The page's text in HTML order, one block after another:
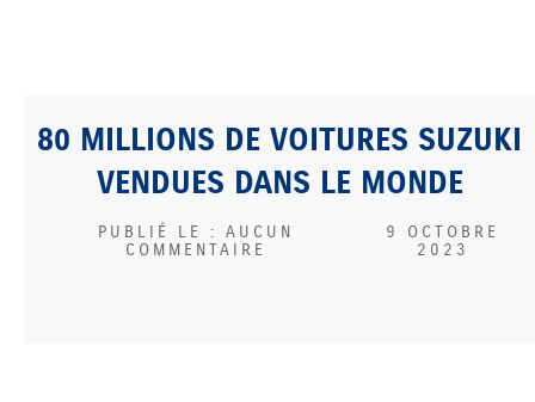
80 MILLIONS DE VOITURES SUZUKI
VENDUES DANS LE MONDE
9 OCTOBRE
2023
AUCUN
COMMENTAIRE